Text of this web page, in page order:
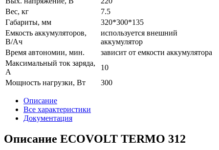
Вес, кг
7.5
Габариты, мм
320*300*135
Емкость аккумуляторов,
В/Aч
используется внешний
аккумулятор
Время автономии, мин.
зависит от емкости аккумулятора
Максимальный ток заряда,
А
10
Мощность нагрузки, Вт
300
Описание
Все характеристики
Документация
Описание ECOVOLT TERMO 312